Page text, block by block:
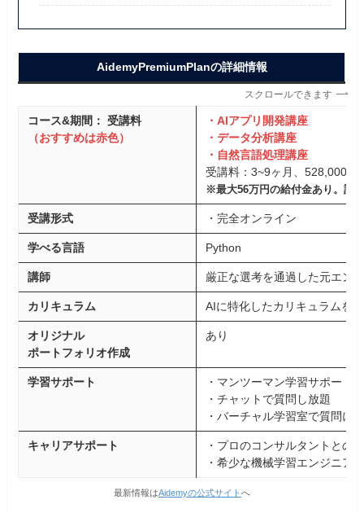
AidemyPremiumPlanの詳細情報
スクロールできます
コース&期間： 受講料
（おすすめは赤色）
・AIアプリ開発講座
・データ分析講座
・自然言語処理講座
受講料：3~9ヶ月、528,000円
※最大56万円の給付金あり。詳
受講形式 ・完全オンライン
学べる言語 Python
講師 厳正な選考を通過した元エン
カリキュラム AIに特化したカリキュラムを
オリジナル
ポートフォリオ作成
あり
学習サポート
・マンツーマン学習サポート
・チャットで質問し放題
・バーチャル学習室で質問に
キャリアサポート
・プロのコンサルタントとの
・希少な機械学習エンジニア
最新情報はAidemyの公式サイト へ